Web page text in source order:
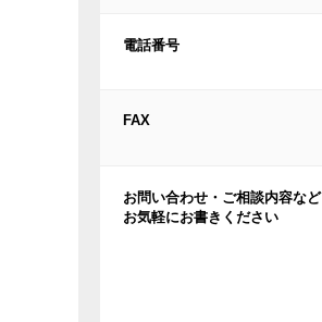
電話番号
FAX
お問い合わせ・ご相談内容など
お気軽にお書きください